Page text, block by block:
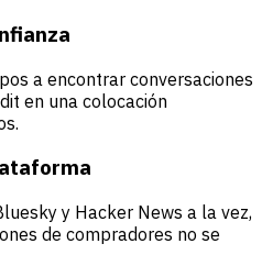
a encontrar conversaciones
en una colocación
y Hacker News a la vez,
de compradores no se